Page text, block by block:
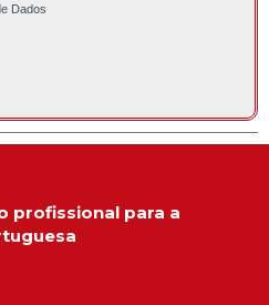
Dados
profissional para a